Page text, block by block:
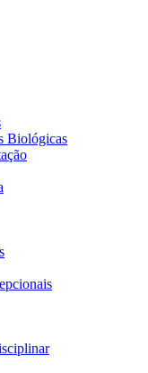
Biológicas